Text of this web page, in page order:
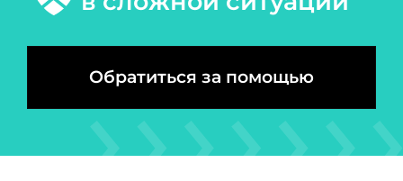
Обратиться за помощью